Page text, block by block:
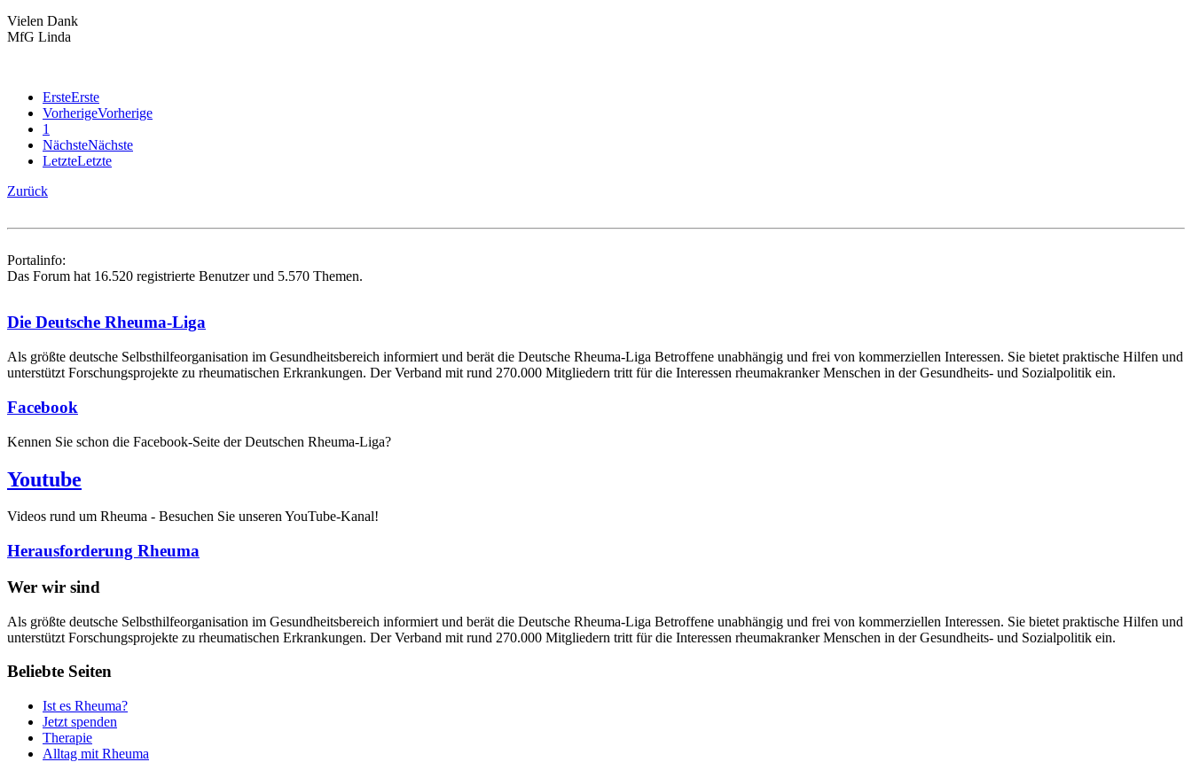
Vielen Dank
MfG Linda
ErsteErste
VorherigeVorherige
1
NächsteNächste
LetzteLetzte
Zurück
Portalinfo:
Das Forum hat 16.520 registrierte Benutzer und 5.570 Themen.
Die Deutsche Rheuma-Liga
Als größte deutsche Selbsthilfe­organisation im Gesundheitsbereich informiert und berät die Deutsche Rheuma-Liga Betroffene unabhängig und frei von kommerziellen Interessen. Sie bietet praktische Hilfen und
unterstützt Forschungsprojekte zu rheumatischen Erkrankungen. Der Verband mit rund 270.000 Mitgliedern tritt für die Interessen rheumakranker Menschen in der Gesundheits- und Sozialpolitik ein.
Facebook
Kennen Sie schon die Facebook-Seite der Deutschen Rheuma-Liga?
Youtube
Videos rund um Rheuma - Besuchen Sie unseren YouTube-Kanal!
Herausforderung Rheuma
Wer wir sind
Als größte deutsche Selbsthilfeorganisation im Gesundheitsbereich informiert und berät die Deutsche Rheuma-Liga Betroffene unabhängig und frei von kommerziellen Interessen. Sie bietet praktische Hilfen und
unterstützt Forschungsprojekte zu rheumatischen Erkrankungen. Der Verband mit rund 270.000 Mitgliedern tritt für die Interessen rheumakranker Menschen in der Gesundheits- und Sozialpolitik ein.
Beliebte Seiten
Ist es Rheuma?
Jetzt spenden
Therapie
Alltag mit Rheuma